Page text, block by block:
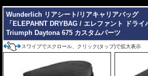
Wunderlich リアシート/リアキャリアバッグ
「ELEPAHNT DRYBAG / エレファント ドライ
Triumph Daytona 675 カスタムパーツ
スワイプでスクロール、クリック(タップ)で拡大表示